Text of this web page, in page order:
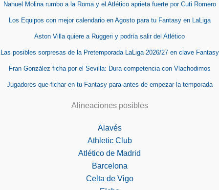
Nahuel Molina rumbo a la Roma y el Atlético aprieta fuerte por Cuti Romero
Los Equipos con mejor calendario en Agosto para tu Fantasy en LaLiga
Aston Villa quiere a Ruggeri y podría salir del Atlético
Las posibles sorpresas de la Pretemporada LaLiga 2026/27 en clave Fantasy
Fran González ficha por el Sevilla: Dura competencia con Vlachodimos
Jugadores que fichar en tu Fantasy para antes de empezar la temporada
Alineaciones posibles
Alavés
Athletic Club
Atlético de Madrid
Barcelona
Celta de Vigo